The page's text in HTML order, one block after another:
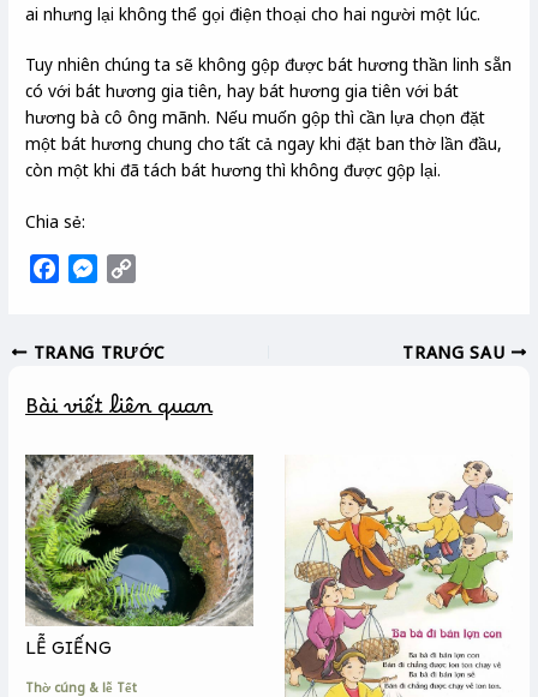
ai nhưng lại không thể gọi điện thoại cho hai người một lúc.
Tuy nhiên chúng ta sẽ không gộp được bát hương thần linh sẵn
có với bát hương gia tiên, hay bát hương gia tiên với bát
hương bà cô ông mãnh. Nếu muốn gộp thì cần lựa chọn đặt
một bát hương chung cho tất cả ngay khi đặt ban thờ lần đầu,
còn một khi đã tách bát hương thì không được gộp lại.
Chia sẻ:
e
o
k
M
s
n
e
r
y
i
k
TRANG TRƯỚC TRANG SAU
Bài viết liên quan
LỄ GIẾNG
Thờ cúng & lễ Tết